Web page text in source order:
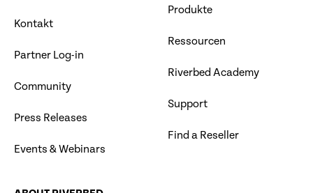
Kontakt
Partner Log-in
Community
Press Releases
Events & Webinars
Produkte
Ressourcen
Riverbed Academy
Support
Find a Reseller